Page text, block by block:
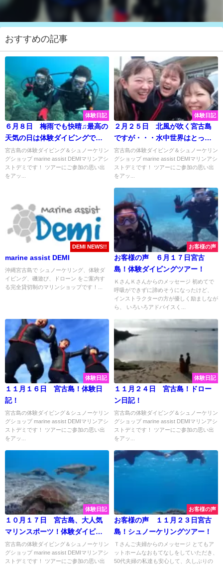
おすすめの記事
体験日記
６月８日 梅雨でも快晴♫最高の
天気の日は体験ダイビングで快
適水中散歩☆
宮古島の体験ダイビング＆シュノーケリン
グショップ marine assist DEMIマリンアシ
ストデミです！ ツアーにご参加の思い出
をアッ...
体験日記
２月２５日 北風が吹く宮古島
ですが・・・水中世界はとって
もキレイでめちゃくちゃ楽しめ
ました♡
宮古島の体験ダイビング＆シュノーケリン
グショップ marine assist DEMIマリンアシ
ストデミです！ ツアーにご参加の思い出
をアッ...
DEMI NEWS!!
marine assist DEMI
沖縄宮古島で シュノーケリング、体験ダ
イビング、磯遊び、ドローン をご案内す
る完全貸切制のマリンショップです！...
お客様の声
お客様の声 ６月１７日宮古
島！体験ダイビングツアー！
ＫさんＫさんからのメッセージ 初めてで
呼吸ができずに諦めそうになったけど、
インストラクターの方が優しく励ましなが
ら、 いろいろアドバイスく...
体験日記
１１月１６日 宮古島！体験日
記！
宮古島の体験ダイビング＆シュノーケリン
グショップ marine assist DEMIマリンアシ
ストデミです！ ツアーにご参加の思い出
をアッ...
体験日記
１１月２４日 宮古島！ドロー
ン日記！
宮古島の体験ダイビング＆シュノーケリン
グショップ marine assist DEMIマリンアシ
ストデミです！ ツアーにご参加の思い出
をアッ...
体験日記
１０月１７日 宮古島、大人気
マリンスポーツ！体験ダイビン
グにシュノーケリングに水中ス
クーターで大満喫プラン♫
宮古島の体験ダイビング＆シュノーケリン
グショップ marine assist DEMIマリンアシ
ストデミです！ ツアーにご参加の思い出
お客様の声
お客様の声 １１月２３日宮古
島！シュノーケリングツアー！
Ｔさんご夫婦からのメッセージ とてもア
ットホームなおもてなしをしていただき、
50代夫婦の私達も安心して、久しぶりの